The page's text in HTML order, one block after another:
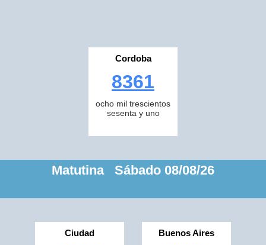
Cordoba
8361
ocho mil trescientos
sesenta y uno
Matutina Sábado 08/08/26
Ciudad Buenos Aires